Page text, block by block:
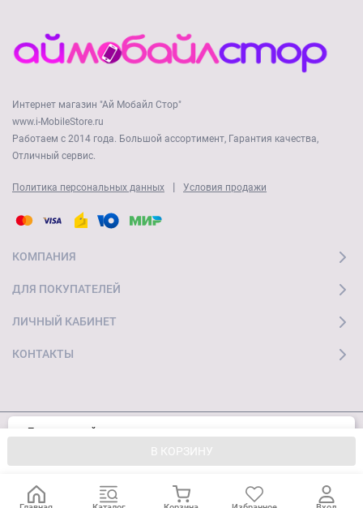
В КОРЗИНУ
Интернет магазин "Ай Мобайл Стор"
www.i-MobileStore.ru
Работаем с 2014 года. Большой ассортимент, Гарантия качества,
Отличный сервис.
Политика персональных данных | Условия продажи
КОМПАНИЯ
ДЛЯ ПОКУПАТЕЛЕЙ
ЛИЧНЫЙ КАБИНЕТ
КОНТАКТЫ
Пользуясь сайтом, вы соглашаетесь с